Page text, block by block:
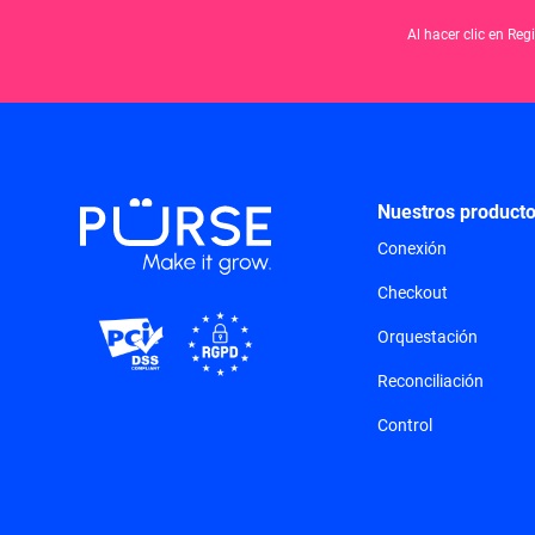
Al hacer clic en
Nuestros
Conexión
Checkout
Orquestación
Reconciliación
Control